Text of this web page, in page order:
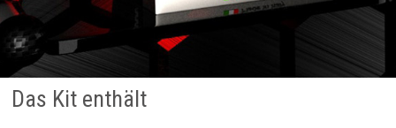
Das Kit enthält